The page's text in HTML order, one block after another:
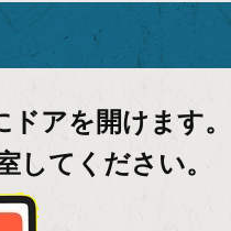
ドアを開けます。
してください。